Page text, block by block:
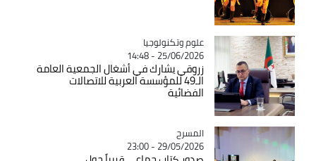
Catégorie
علوم وتكنولوجيا
25/06/2026 - 14:48
زروقي يشارك في أشغال الجمعية العامة
الـ49 للمؤسسة العربية للاتصالات
الفضائية
Catégorie
المسرح
29/05/2026 - 23:00